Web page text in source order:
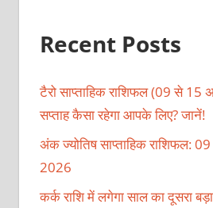
Recent Posts
टैरो साप्ताहिक राशिफल (09 से
सप्ताह कैसा रहेगा आपके लिए? जानें!
अंक ज्योतिष साप्ताहिक राशिफल:
2026
कर्क राशि में लगेगा साल का दूसरा